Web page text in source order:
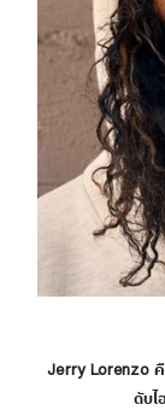
Jerry Lorenzo
ดับไ